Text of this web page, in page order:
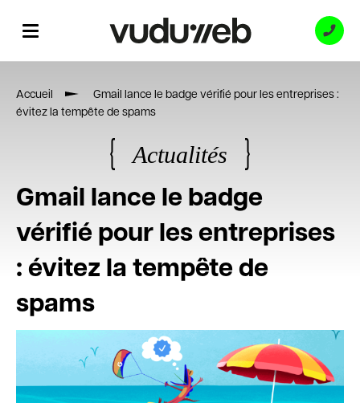
Contact
Références
Ressources
L’agence
Accueil
Gmail lance le badge vérifié pour les entreprises :
évitez la tempête de spams
Actualités
Gmail lance le badge
vérifié pour les entreprises
: évitez la tempête de
spams